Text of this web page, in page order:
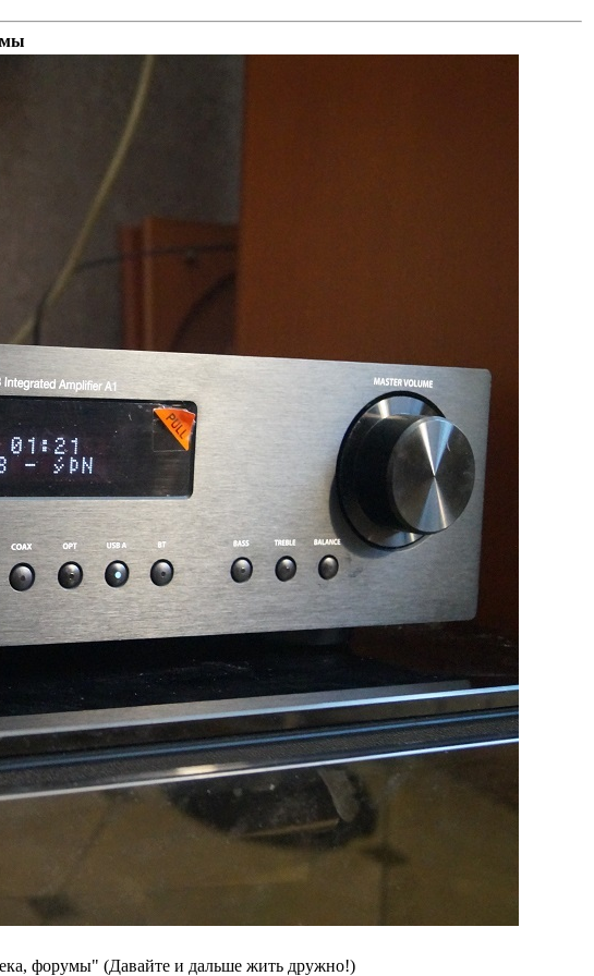
форумы" (Давайте и дальше жить дружно!)